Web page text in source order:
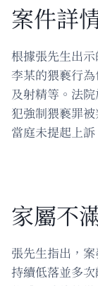
案件詳
根據張先生出
李某的猥褻行
及射精等。法
犯強制猥褻罪
當庭未提起上訴
家屬不
張先生指出，
持續低落並多